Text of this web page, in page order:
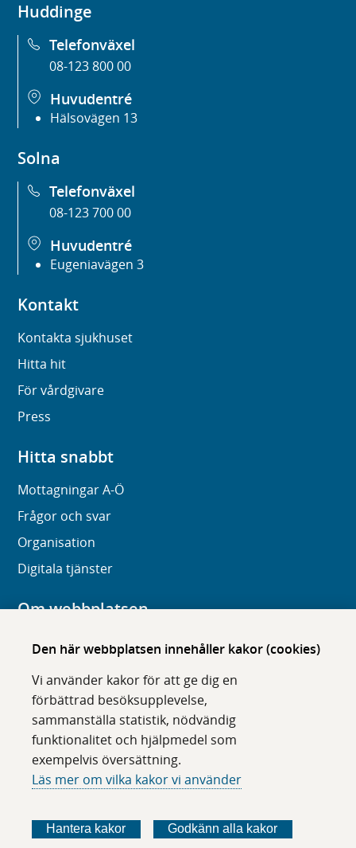
Den här webbplatsen innehåller kakor (cookies)
Vi använder kakor för att ge dig en
förbättrad besöksupplevelse,
sammanställa statistik, nödvändig
funktionalitet och hjälpmedel som
exempelvis översättning.
Läs mer om vilka kakor vi använder
Hantera kakor Godkänn alla kakor
Huddinge
Telefonväxel
08-123 800 00
Huvudentré
Hälsovägen 13
Solna
Telefonväxel
08-123 700 00
Huvudentré
Eugeniavägen 3
Kontakt
Kontakta sjukhuset
Hitta hit
För vårdgivare
Press
Hitta snabbt
Mottagningar A-Ö
Frågor och svar
Organisation
Digitala tjänster
Om webbplatsen
Om karolinska.se
Tillgänglighet
Om cookies
Följ oss i sociala medier
ö
l
ö
l
ö
l